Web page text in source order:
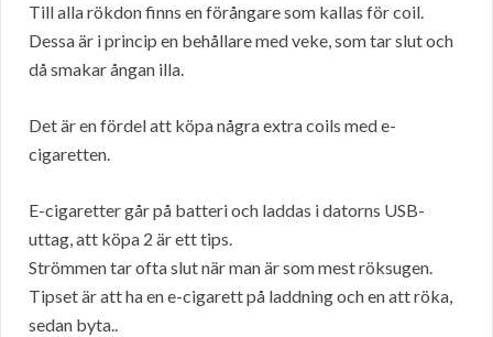
Till alla rökdon finns en förångare som kallas för coil.
Dessa är i princip en behållare med veke, som tar slut och
då smakar ångan illa.
Det är en fördel att köpa några extra coils med e-
cigaretten.
E-cigaretter går på batteri och laddas i datorns USB-
uttag, att köpa 2 är ett tips.
Strömmen tar ofta slut när man är som mest röksugen.
Tipset är att ha en e-cigarett på laddning och en att röka,
sedan byta..